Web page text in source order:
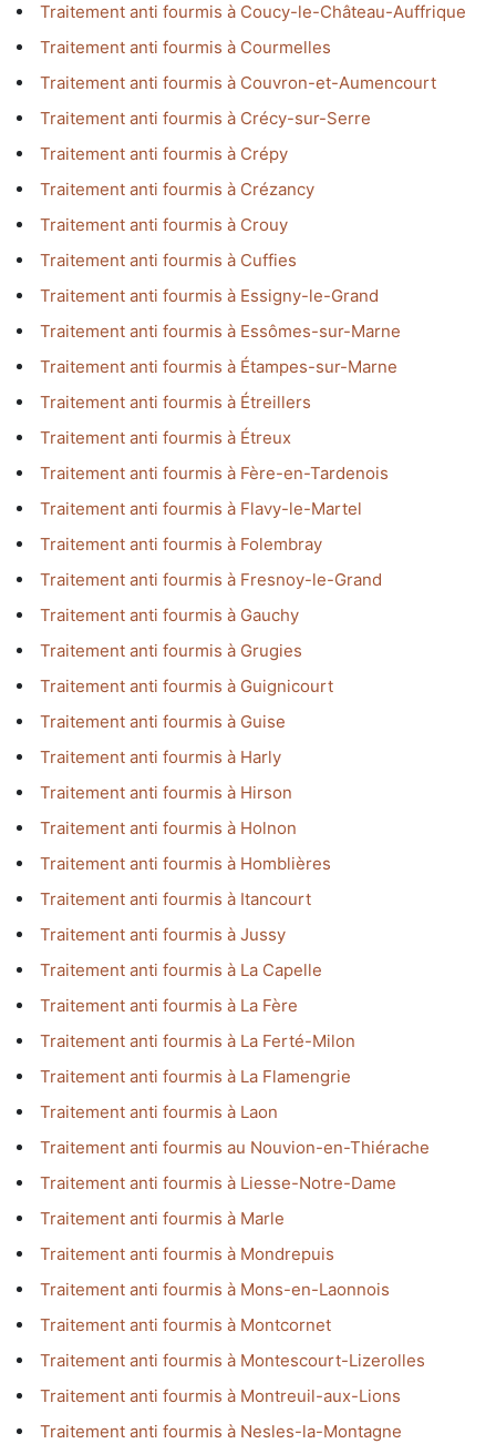
Traitement anti fourmis à Coucy-le-Château-Auffrique
Traitement anti fourmis à Courmelles
Traitement anti fourmis à Couvron-et-Aumencourt
Traitement anti fourmis à Crécy-sur-Serre
Traitement anti fourmis à Crépy
Traitement anti fourmis à Crézancy
Traitement anti fourmis à Crouy
Traitement anti fourmis à Cuffies
Traitement anti fourmis à Essigny-le-Grand
Traitement anti fourmis à Essômes-sur-Marne
Traitement anti fourmis à Étampes-sur-Marne
Traitement anti fourmis à Étreillers
Traitement anti fourmis à Étreux
Traitement anti fourmis à Fère-en-Tardenois
Traitement anti fourmis à Flavy-le-Martel
Traitement anti fourmis à Folembray
Traitement anti fourmis à Fresnoy-le-Grand
Traitement anti fourmis à Gauchy
Traitement anti fourmis à Grugies
Traitement anti fourmis à Guignicourt
Traitement anti fourmis à Guise
Traitement anti fourmis à Harly
Traitement anti fourmis à Hirson
Traitement anti fourmis à Holnon
Traitement anti fourmis à Homblières
Traitement anti fourmis à Itancourt
Traitement anti fourmis à Jussy
Traitement anti fourmis à La Capelle
Traitement anti fourmis à La Fère
Traitement anti fourmis à La Ferté-Milon
Traitement anti fourmis à La Flamengrie
Traitement anti fourmis à Laon
Traitement anti fourmis au Nouvion-en-Thiérache
Traitement anti fourmis à Liesse-Notre-Dame
Traitement anti fourmis à Marle
Traitement anti fourmis à Mondrepuis
Traitement anti fourmis à Mons-en-Laonnois
Traitement anti fourmis à Montcornet
Traitement anti fourmis à Montescourt-Lizerolles
Traitement anti fourmis à Montreuil-aux-Lions
Traitement anti fourmis à Nesles-la-Montagne